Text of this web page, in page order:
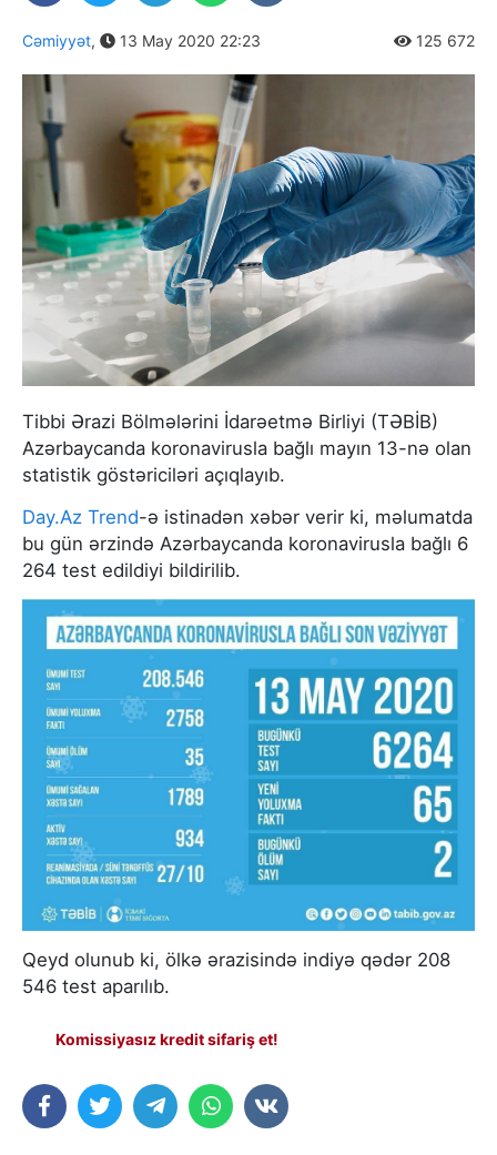
Cəmiyyət, 13 May 2020 22:23 125 672
Tibbi Ərazi Bölmələrini İdarəetmə Birliyi (TƏBİB)
Azərbaycanda koronavirusla bağlı mayın 13-nə olan
statistik göstəriciləri açıqlayıb.
Day.Az Trend-ə istinadən xəbər verir ki, məlumatda
bu gün ərzində Azərbaycanda koronavirusla bağlı 6
264 test edildiyi bildirilib.
Qeyd olunub ki, ölkə ərazisində indiyə qədər 208
546 test aparılıb.
Komissiyasız kredit sifariş et!